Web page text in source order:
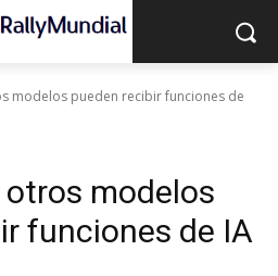
modelos pueden recibir funciones de
otros modelos
funciones de IA